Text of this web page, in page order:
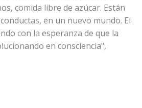
comida libre de azúcar. Están
en un nuevo mundo. El
con la esperanza de que la
en consciencia",